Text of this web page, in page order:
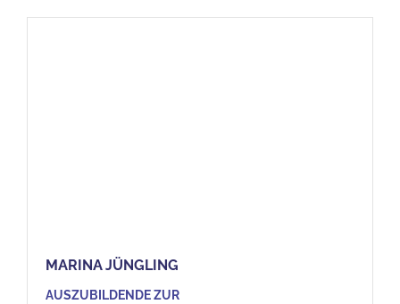
MARINA JÜNGLING
AUSZUBILDENDE ZUR